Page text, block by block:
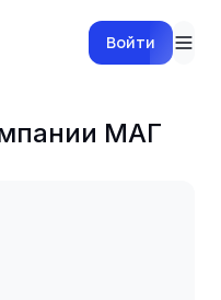
Войти
МАГ